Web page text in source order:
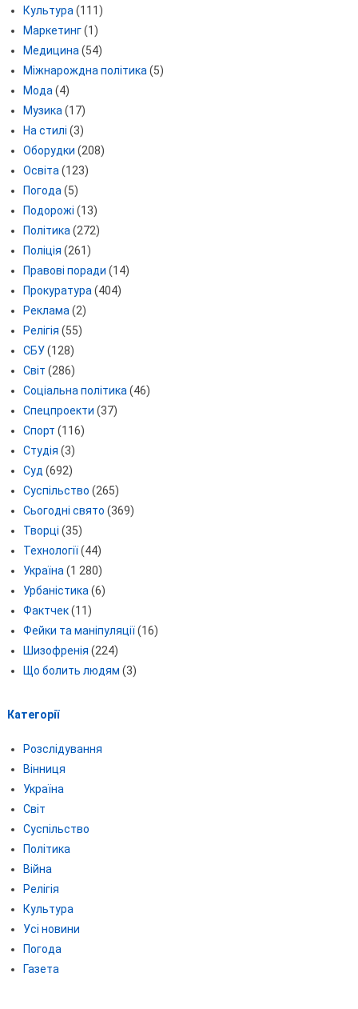
Культура (111)
Маркетинг(1)
Медицина (54)
Міжнарождна політика (5)
Мода (4)
Музика (17)
На стилі (3)
Оборудки (208)
Освіта (123)
Погода (5)
Подорожі (13)
Політика (272)
Поліція (261)
Правові поради (14)
Прокуратура (404)
Реклама (2)
Релігія (55)
СБУ(128)
Світ (286)
Соціальна політика (46)
Спецпроекти (37)
Спорт (116)
Студія (3)
Суд (692)
Суспільство (265)
Сьогодні свято (369)
Творці (35)
Технології(44)
Україна (1 280)
Урбаністика (6)
Фактчек(11)
Фейки та маніпуляції(16)
Шизофренія (224)
Що болить людям (3)
Категорії
Розслідування
Вінниця
Україна
Світ
Суспільство
Політика
Війна
Релігія
Культура
Усі новини
Погода
Газета